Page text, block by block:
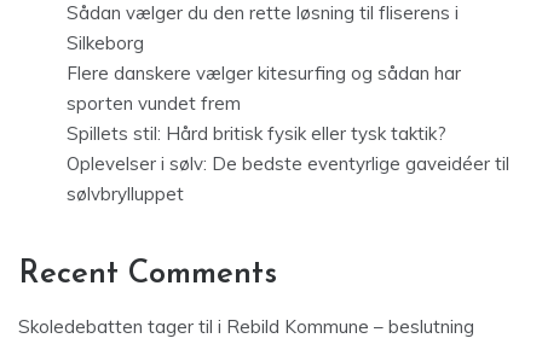
Sådan vælger du den rette løsning til fliserens i
Silkeborg
Flere danskere vælger kitesurfing og sådan har
sporten vundet frem
Spillets stil: Hård britisk fysik eller tysk taktik?
Oplevelser i sølv: De bedste eventyrlige gaveidéer til
sølvbrylluppet
Recent Comments
Skoledebatten tager til i Rebild Kommune – beslutning